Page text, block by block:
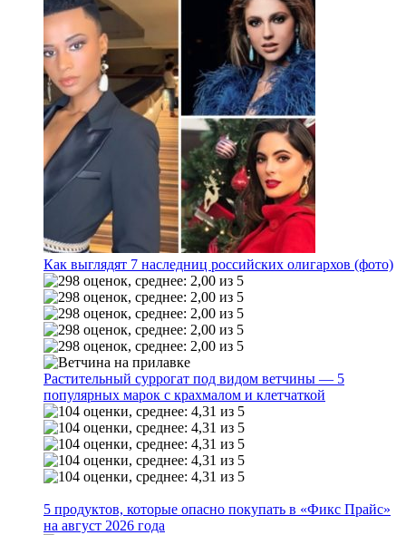
Как выглядят 7 наследниц российских олигархов (фото)
Растительный суррогат под видом ветчины — 5
популярных марок с крахмалом и клетчаткой
5 продуктов, которые опасно покупать в «Фикс Прайс»
на август 2026 года